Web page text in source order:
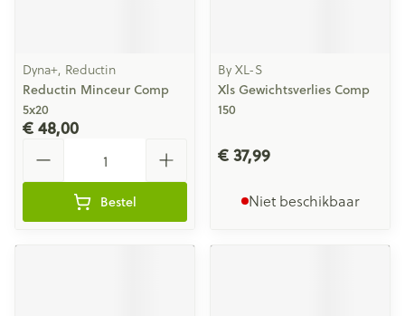
Dyna+, Reductin
Reductin Minceur Comp
5x20
€ 48,00
Bestel
By XL-S
Xls Gewichtsverlies Comp
150
€ 37,99
Niet beschikbaar